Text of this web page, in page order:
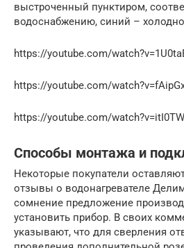
выстроченный пунктиром,
водоснабжению, синий –
https://youtube.com/
https://youtube.com/
https://youtube.com/
Способы монтажа и
Некоторые покупатели
отзывы о водонагревателе
сомнение предложение
установить прибор. В своих
указывают, что для сверления